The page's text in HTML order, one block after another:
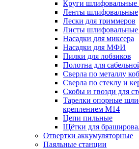
Круги шлифовальные
Ленты шлифовальные
Лески для триммеров
Листы
Насадки для миксера
Насадки для МФИ
Пилки для лобзиков
Полотна для
Сверла по металлу
Сверла по стеклу и
Скобы и гвозди для
Тарелки опорные
креплением М14
Цепи пильные
Щётки для
Отвертки аккумуляторные
Паяльные станции